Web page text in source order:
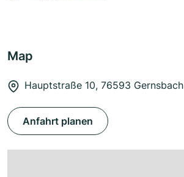
Map
Hauptstraße 10, 76593 Gernsbach
Anfahrt planen